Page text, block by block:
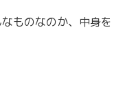
ものなのか、中身を